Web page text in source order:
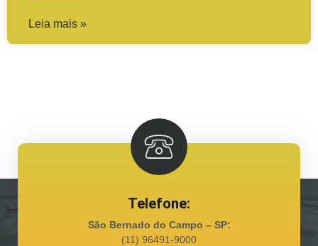
Leia mais »
Telefone:
São Bernado do Campo – SP:
(11) 96491-9000